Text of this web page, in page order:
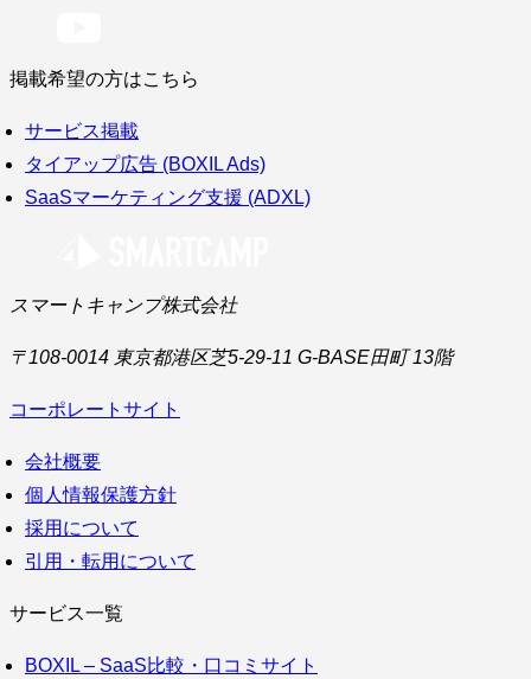
掲載希望の方はこちら
サービス掲載
タイアップ広告 (BOXIL Ads)
SaaSマーケティング支援 (ADXL)
スマートキャンプ株式会社
〒108-0014 東京都港区芝5-29-11 G-BASE田町 13階
コーポレートサイト
会社概要
個人情報保護方針
採用について
引用・転用について
サービス一覧
BOXIL – SaaS比較・口コミサイト